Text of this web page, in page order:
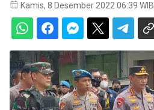
Kamis, 8 Desember 2022 06:39 WIB